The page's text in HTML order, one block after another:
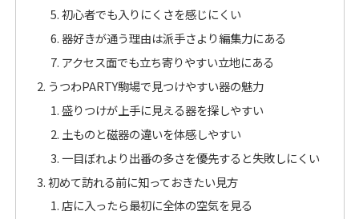
初心者でも入りにくさを感じにくい
器好きが通う理由は派手さより編集力にある
アクセス面でも立ち寄りやすい立地にある
うつわPARTY駒場で見つけやすい器の魅力
盛りつけが上手に見える器を探しやすい
土ものと磁器の違いを体感しやすい
一目ぼれより出番の多さを優先すると失敗しにくい
初めて訪れる前に知っておきたい見方
店に入ったら最初に全体の空気を見る